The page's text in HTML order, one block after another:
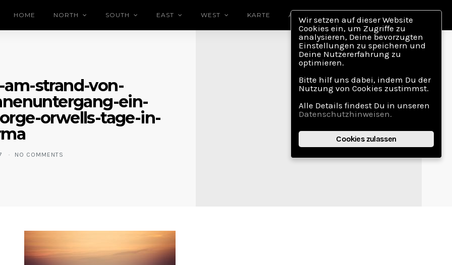
HOME NORTH SOUTH EAST WEST KARTE ABOUT
strand-von-
ein-
orwells-tage-in-
NO COMMENTS
Wir setzen auf dieser Website
Cookies ein, um Zugriffe zu
analysieren, Deine bevorzugten
Einstellungen zu speichern und
Deine Nutzererfahrung zu
optimieren.
Bitte hilf uns dabei, indem Du der
Nutzung von Cookies zustimmst.
Alle Details findest Du in unseren
Datenschutzhinweisen.
Cookies zulassen